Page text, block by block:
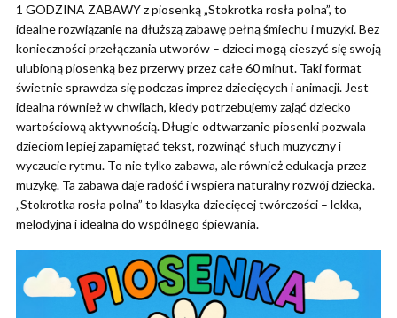
1 GODZINA ZABAWY z piosenką „Stokrotka rosła polna”, to
idealne rozwiązanie na dłuższą zabawę pełną śmiechu i muzyki. Bez
konieczności przełączania utworów – dzieci mogą cieszyć się swoją
ulubioną piosenką bez przerwy przez całe 60 minut. Taki format
świetnie sprawdza się podczas imprez dziecięcych i animacji. Jest
idealna również w chwilach, kiedy potrzebujemy zająć dziecko
wartościową aktywnością. Długie odtwarzanie piosenki pozwala
dzieciom lepiej zapamiętać tekst, rozwinąć słuch muzyczny i
wyczucie rytmu. To nie tylko zabawa, ale również edukacja przez
muzykę. Ta zabawa daje radość i wspiera naturalny rozwój dziecka.
„Stokrotka rosła polna” to klasyka dziecięcej twórczości – lekka,
melodyjna i idealna do wspólnego śpiewania.